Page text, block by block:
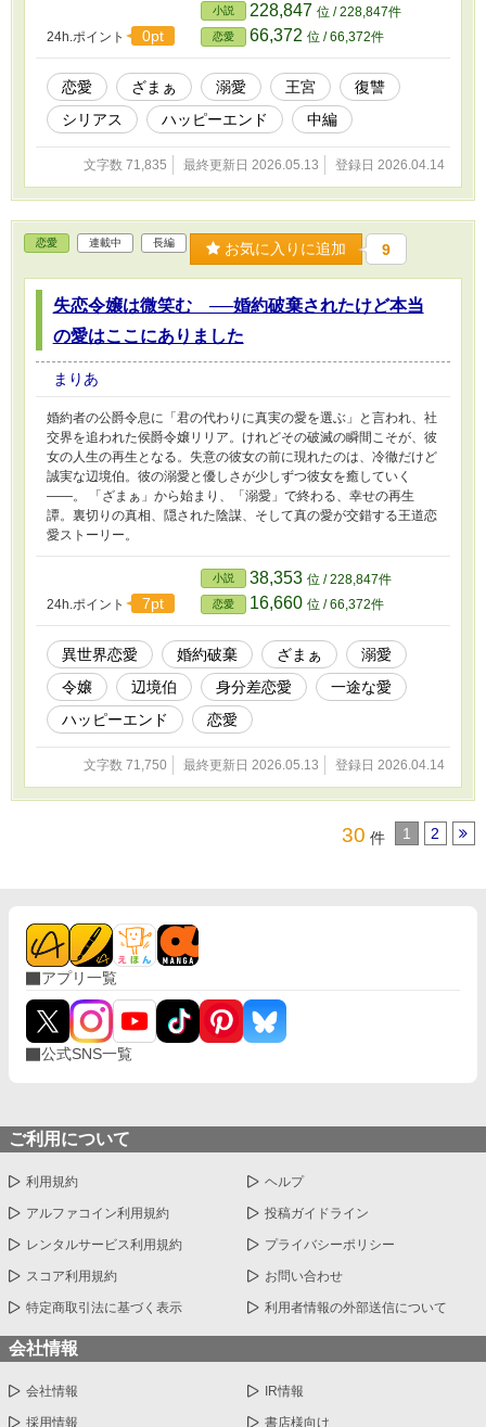
24h.ポイント 0pt
小説 228,847 位 / 228,847件
恋愛 66,372 位 / 66,372件
恋愛 ざまぁ 溺愛 王宮
復讐
シリアス
ハッピーエンド 中編
文字数 71,835 最終更新日 2026.05.13 登録日 2026.04.14
恋愛 連載中 長編 お気に入りに追加 9
失恋令嬢は微笑む ──婚約破棄されたけど本当
の愛はここにありました
まりあ
婚約者の公爵令息に「君の代わりに真実の愛を選ぶ」と言われ、社
交界を追われた侯爵令嬢リリア。けれどその破滅の瞬間こそが、彼
女の人生の再生となる。失意の彼女の前に現れたのは、冷徹だけど
誠実な辺境伯。彼の溺愛と優しさが少しずつ彼女を癒していく
――。 「ざまぁ」から始まり、「溺愛」で終わる、幸せの再生
譚。裏切りの真相、隠された陰謀、そして真の愛が交錯する王道恋
愛ストーリー。
24h.ポイント 7pt
小説 38,353 位 / 228,847件
恋愛 16,660 位 / 66,372件
異世界恋愛 婚約破棄 ざまぁ
溺愛
令嬢
辺境伯 身分差恋愛
一途な愛
ハッピーエンド
恋愛
文字数 71,750 最終更新日 2026.05.13 登録日 2026.04.14
30 件 1 2
アプリ一覧
公式SNS一覧
ご利用について
利用規約 ヘルプ
アルファコイン利用規約 投稿ガイドライン
レンタルサービス利用規約 プライバシーポリシー
スコア利用規約 お問い合わせ
特定商取引法に基づく表示 利用者情報の外部送信について
会社情報
会社情報 IR情報
採用情報 書店様向け